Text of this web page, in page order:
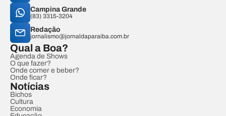
Campina Grande
(83) 3315-3204
Redação
jornalismo@jornaldaparaiba.com.br
Qual a Boa?
Agenda de Shows
O que fazer?
Onde comer e beber?
Onde ficar?
Notícias
Bichos
Cultura
Economia